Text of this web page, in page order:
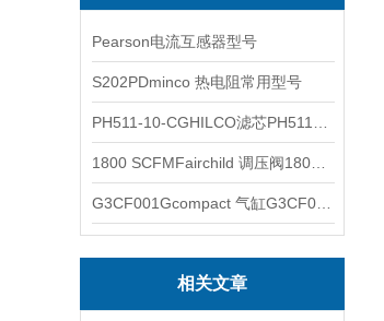
Pearson电流互感器型号
S202PDminco 热电阻常用型号
相关文章